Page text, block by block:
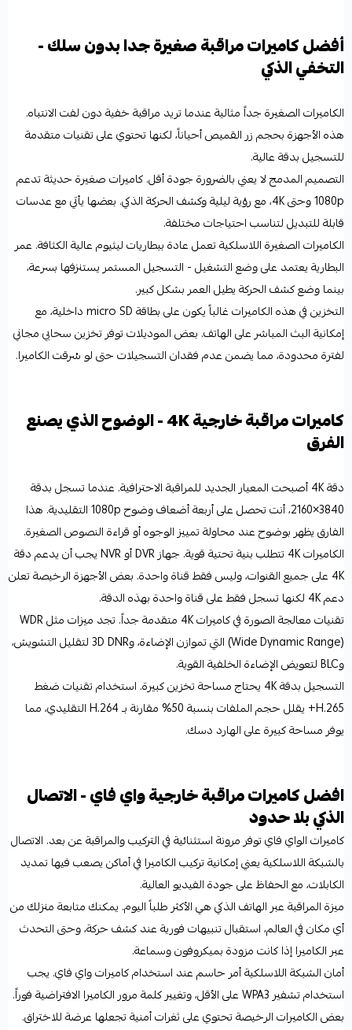
أفضل كاميرات مراقبة صغيرة جدا بدون سلك -
التخفي الذكي
الكاميرات الصغيرة جداً مثالية عندما تريد مراقبة خفية دون لفت الانتباه.
هذه الأجهزة بحجم زر القميص أحياناً، لكنها تحتوي على تقنيات متقدمة
للتسجيل بدقة عالية.
التصميم المدمج لا يعني بالضرورة جودة أقل. كاميرات صغيرة حديثة تدعم
1080p وحتى 4K، مع رؤية ليلية وكشف الحركة الذكي. بعضها يأتي مع عدسات
قابلة للتبديل لتناسب احتياجات مختلفة.
الكاميرات الصغيرة اللاسلكية تعمل عادة ببطاريات ليثيوم عالية الكثافة. عمر
البطارية يعتمد على وضع التشغيل - التسجيل المستمر يستنزفها بسرعة،
بينما وضع كشف الحركة يطيل العمر بشكل كبير.
التخزين في هذه الكاميرات غالباً يكون على بطاقة micro SD داخلية، مع
إمكانية البث المباشر على الهاتف. بعض الموديلات توفر تخزين سحابي مجاني
لفترة محدودة، مما يضمن عدم فقدان التسجيلات حتى لو سُرقت الكاميرا.
كاميرات مراقبة خارجية 4K - الوضوح الذي يصنع
الفرق
دقة 4K أصبحت المعيار الجديد للمراقبة الاحترافية. عندما تسجل بدقة
3840×2160، أنت تحصل على أربعة أضعاف وضوح 1080p التقليدية. هذا
الفارق يظهر بوضوح عند محاولة تمييز الوجوه أو قراءة النصوص الصغيرة.
الكاميرات 4K تتطلب بنية تحتية قوية. جهاز DVR أو NVR يجب أن يدعم دقة
4K على جميع القنوات، وليس فقط قناة واحدة. بعض الأجهزة الرخيصة تعلن
دعم 4K لكنها تسجل فقط على قناة واحدة بهذه الدقة.
تقنيات معالجة الصورة في كاميرات 4K متقدمة جداً. تجد ميزات مثل WDR
(Wide Dynamic Range) التي تموازن الإضاءة، و3D DNR لتقليل التشويش،
وBLC لتعويض الإضاءة الخلفية القوية.
التسجيل بدقة 4K يحتاج مساحة تخزين كبيرة. استخدام تقنيات ضغط
H.265+ يقلل حجم الملفات بنسبة 50% مقارنة بـ H.264 التقليدي، مما
يوفر مساحة كبيرة على الهارد دسك.
افضل كاميرات مراقبة خارجية واي فاي - الاتصال
الذكي بلا حدود
كاميرات الواي فاي توفر مرونة استثنائية في التركيب والمراقبة عن بعد. الاتصال
بالشبكة اللاسلكية يعني إمكانية تركيب الكاميرا في أماكن يصعب فيها تمديد
الكابلات، مع الحفاظ على جودة الفيديو العالية.
ميزة المراقبة عبر الهاتف الذكي هي الأكثر طلباً اليوم. يمكنك متابعة منزلك من
أي مكان في العالم، استقبال تنبيهات فورية عند كشف حركة، وحتى التحدث
عبر الكاميرا إذا كانت مزودة بميكروفون وسماعة.
أمان الشبكة اللاسلكية أمر حاسم عند استخدام كاميرات واي فاي. يجب
استخدام تشفير WPA3 على الأقل، وتغيير كلمة مرور الكاميرا الافتراضية فوراً.
بعض الكاميرات الرخيصة تحتوي على ثغرات أمنية تجعلها عرضة للاختراق.